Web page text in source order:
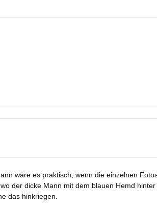
wäre es praktisch, wenn die einzelnen
der dicke Mann mit dem blauen Hemd
das hinkriegen.